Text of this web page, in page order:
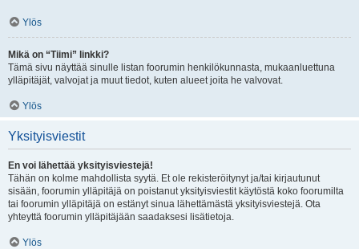
Ylös
Mikä on “Tiimi” linkki?
Tämä sivu näyttää sinulle listan foorumin henkilökunnasta, mukaanluettuna
ylläpitäjät, valvojat ja muut tiedot, kuten alueet joita he valvovat.
Ylös
Yksityisviestit
En voi lähettää yksityisviestejä!
Tähän on kolme mahdollista syytä. Et ole rekisteröitynyt ja/tai kirjautunut
sisään, foorumin ylläpitäjä on poistanut yksityisviestit käytöstä koko foorumilta
tai foorumin ylläpitäjä on estänyt sinua lähettämästä yksityisviestejä. Ota
yhteyttä foorumin ylläpitäjään saadaksesi lisätietoja.
Ylös